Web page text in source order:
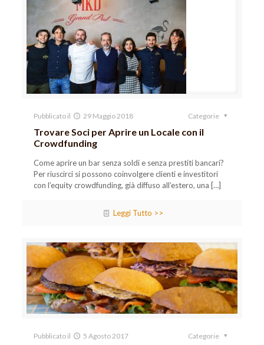
Pubblicato il 29 Maggio 2018 Categorie
Trovare Soci per Aprire un Locale con il
Crowdfunding
Come aprire un bar senza soldi e senza prestiti bancari?
Per riuscirci si possono coinvolgere clienti e investitori
con l’equity crowdfunding, già diffuso all’estero, una […]
Leggi Tutto >>
Pubblicato il 5 Agosto 2017 Categorie